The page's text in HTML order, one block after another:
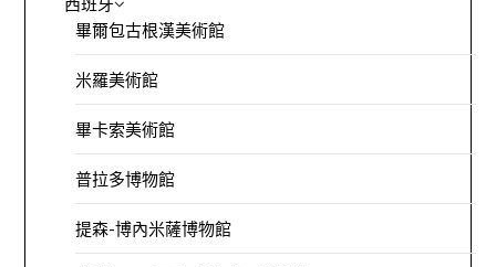
畢爾包古根漢美術館
米羅美術館
畢卡索美術館
普拉多博物館
提森-博內米薩博物館